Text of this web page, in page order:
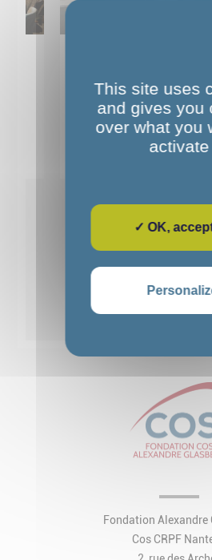
Musée de
Nemours :
autrement
2 3 4
Voir toutes les
Fondation Alexandre
Cos CRPF
This site uses
and gives you
over what you
activate
✓ OK, accept